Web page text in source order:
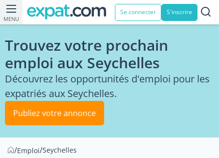
MENU
Se connecter S'inscrire
Trouvez votre prochain
emploi aux Seychelles
Découvrez les opportunités d'emploi pour les
expatriés aux Seychelles.
Publiez votre annonce
/Emploi/Seychelles